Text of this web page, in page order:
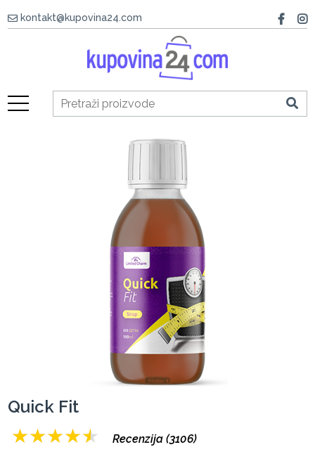
kontakt@kupovina24.com
Quick Fit
★★★★★ Recenzija (3106)